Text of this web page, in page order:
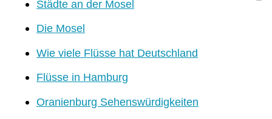
Städte an der Mosel
Die Mosel
Wie viele Flüsse hat Deutschland
Flüsse in Hamburg
Oranienburg Sehenswürdigkeiten